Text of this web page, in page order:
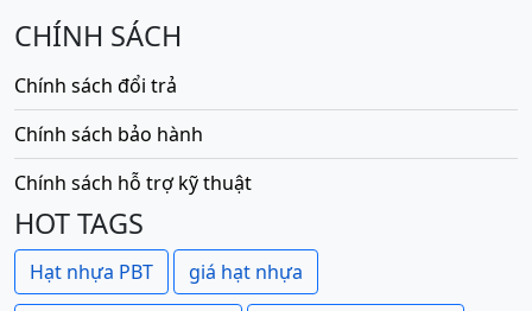
CHÍNH SÁCH
Chính sách đổi trả
Chính sách bảo hành
Chính sách hỗ trợ kỹ thuật
HOT TAGS
Hạt nhựa PBT giá hạt nhựa